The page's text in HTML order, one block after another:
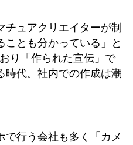
チュアクリエイターが制
ことも分かっている」と
り「作られた宣伝」で
時代。社内での作成は潮
で行う会社も多く「カメ